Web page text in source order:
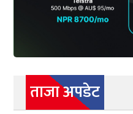
ताजा अपडेट